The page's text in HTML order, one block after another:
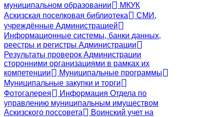
муниципальном образовании
МКУК
Аскизская поселковая библиотека
СМИ,
учреждённые Администрацией
Информационные системы, банки данных,
реестры и регистры Администрации
Результаты проверок Администрации
сторонними организациями в рамках их
компетенции
Муниципальные программы
Муниципальные закупки и торги
Фотогалерея
Информация Отдела по
управлению муниципальным имуществом
Аскизского поссовета
Воинский учет на